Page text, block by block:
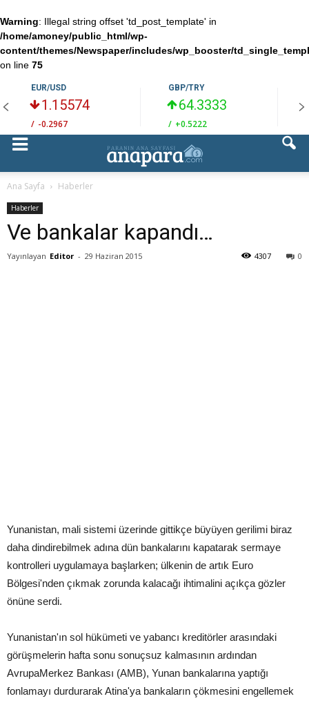
Warning: Illegal string offset 'td_post_template' in
/home/amoney/public_html/wp-
content/themes/Newspaper/includes/wp_booster/
on line 75
EUR/USD
1.15574
/ -0.2967
GBP/TRY
64.3333
/ +0.5222
Ana Sayfa Haberler
Haberler
Ve bankalar kapandı…
Yayınlayan Editor - 29 Haziran 2015 0
4307
Yunanistan, mali sistemi üzerinde gittikçe büyüyen gerilimi biraz
daha dindirebilmek adına dün bankalarını kapatarak sermaye
kontrolleri uygulamaya başlarken; ülkenin de artık Euro
Bölgesi'nden çıkmak zorunda kalacağı ihtimalini açıkça gözler
önüne serdi.
Yunanistan'ın sol hükümeti ve yabancı kreditörler arasındaki
görüşmelerin hafta sonu sonuçsuz kalmasının ardından
AvrupaMerkez Bankası (AMB), Yunan bankalarına yaptığı
fonlamayı durdurarak Atina'ya bankaların çökmesini engellemek